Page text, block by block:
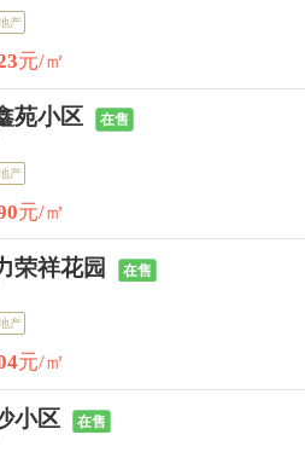
房价,楼盘怎么样
产
元/㎡
苑小区
在售
产
元/㎡
荣祥花园
在售
产
元/㎡
小区
在售